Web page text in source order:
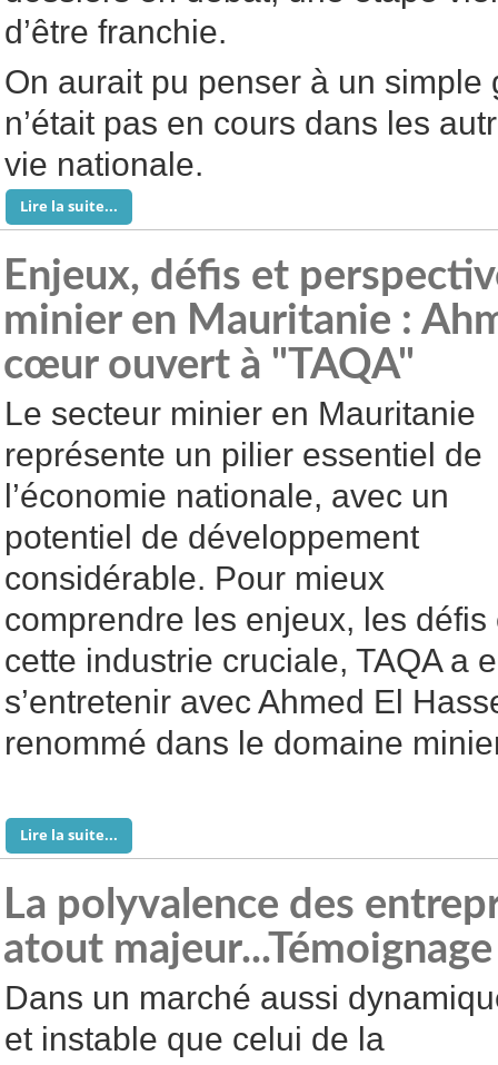
d’être franchie.
On aurait pu penser à un simple
n’était pas en cours dans les
vie nationale.
Lire la suite...
Enjeux, défis et
minier en Mauritanie :
cœur ouvert à "TAQA"
Le secteur minier en Mauritanie
représente un pilier essentiel de
l’économie nationale, avec un
potentiel de développement
considérable. Pour mieux
comprendre les enjeux, les
cette industrie cruciale, TAQA a
s’entretenir avec Ahmed El
renommé dans le domaine
Lire la suite...
La polyvalence des
atout
Dans un marché aussi
et instable que celui de la